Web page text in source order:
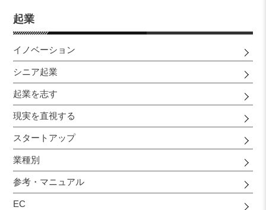
起業
イノベーション
シニア起業
起業を志す
現実を直視する
スタートアップ
業種別
参考・マニュアル
EC